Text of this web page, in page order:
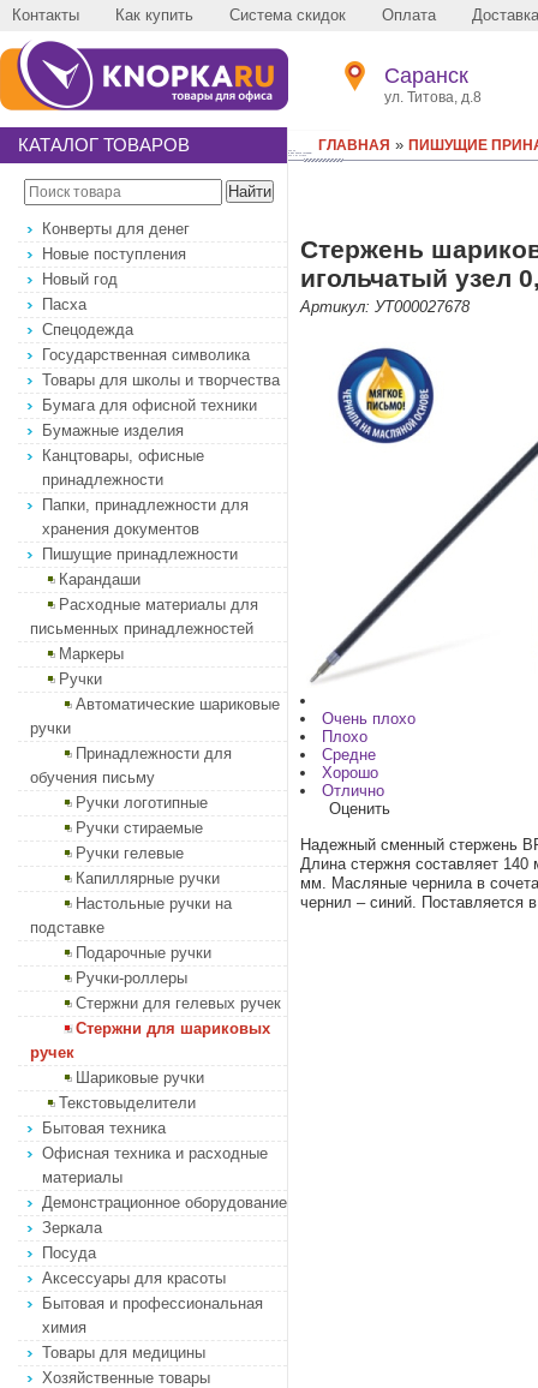
Контакты Как купить Система скидок Оплата Доставка
Саранск
ул. Титова, д.8
КАТАЛОГ ТОВАРОВ
Конверты для денег
Новые поступления
Новый год
Пасха
Спецодежда
Государственная символика
Товары для школы и творчества
Бумага для офисной техники
Бумажные изделия
Канцтовары, офисные
принадлежности
Папки, принадлежности для
хранения документов
Пишущие принадлежности
Карандаши
Расходные материалы для
письменных принадлежностей
Маркеры
Ручки
Автоматические шариковые
ручки
Принадлежности для
обучения письму
Ручки логотипные
Ручки стираемые
Ручки гелевые
Капиллярные ручки
Настольные ручки на
подставке
Подарочные ручки
Ручки-роллеры
Стержни для гелевых ручек
Стержни для шариковых
ручек
Шариковые ручки
Текстовыделители
Бытовая техника
Офисная техника и расходные
материалы
Демонстрационное оборудование
Зеркала
Посуда
Аксессуары для красоты
Бытовая и профессиональная
химия
Товары для медицины
Хозяйственные товары
ГЛАВНАЯ » ПИШУЩИЕ
Стержень
игольчатый узел
Артикул: УТ000027678
Очень плохо
Плохо
Средне
Хорошо
Отлично
Оценить
Надежный сменный стержень
Длина стержня составляет
мм. Масляные чернила в
чернил – синий. Поставляется